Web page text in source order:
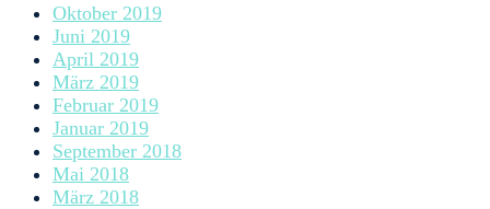
Oktober 2019
Juni 2019
April 2019
März 2019
Februar 2019
Januar 2019
September 2018
Mai 2018
März 2018